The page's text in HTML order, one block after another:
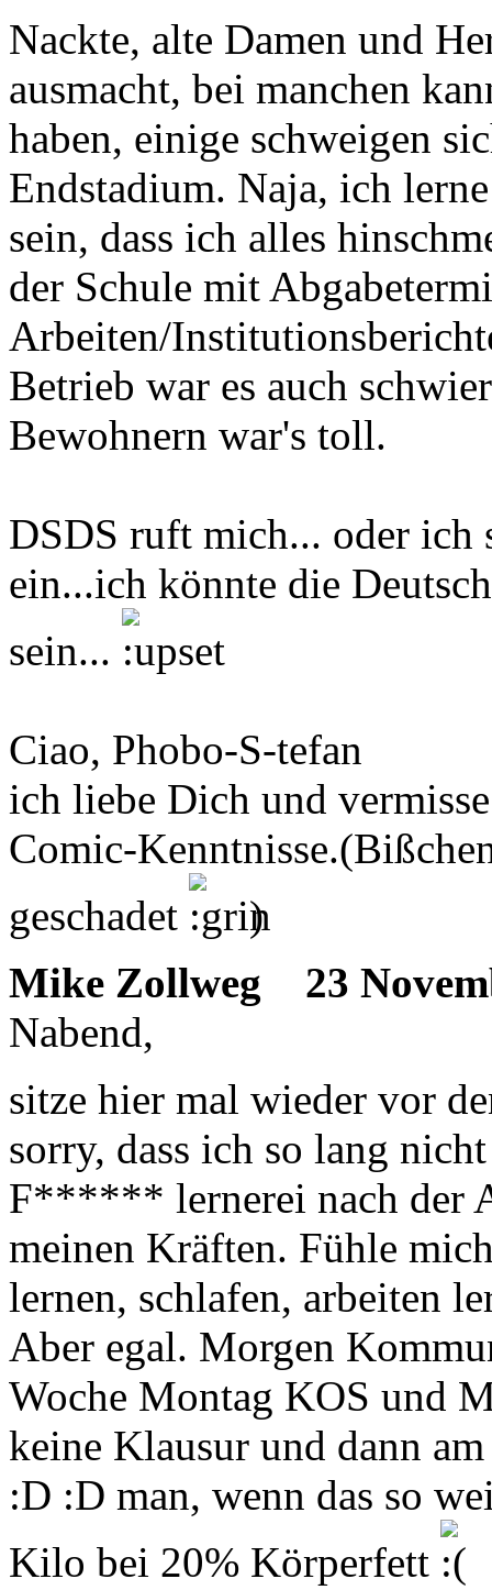
Nackte, alte Damen und
ausmacht, bei manchen
haben, einige schweigen
Endstadium. Naja, ich
sein, dass ich alles
der Schule mit
Arbeiten/
Betrieb war es auch
Bewohnern war's toll.
DSDS ruft mich... oder ich
ein...ich könnte die
sein...
Ciao, Phobo-S-tefan
ich liebe Dich und
Comic-
geschadet
)
Mike Zollweg
23
Nabend,
sitze hier mal wieder vor
sorry, dass ich so lang
F****** lernerei nach der
meinen Kräften. Fühle
lernen, schlafen, arbeiten
Aber egal. Morgen
Woche Montag KOS und
keine Klausur und dann
:D :D man, wenn das so
Kilo bei 20% Körperfett